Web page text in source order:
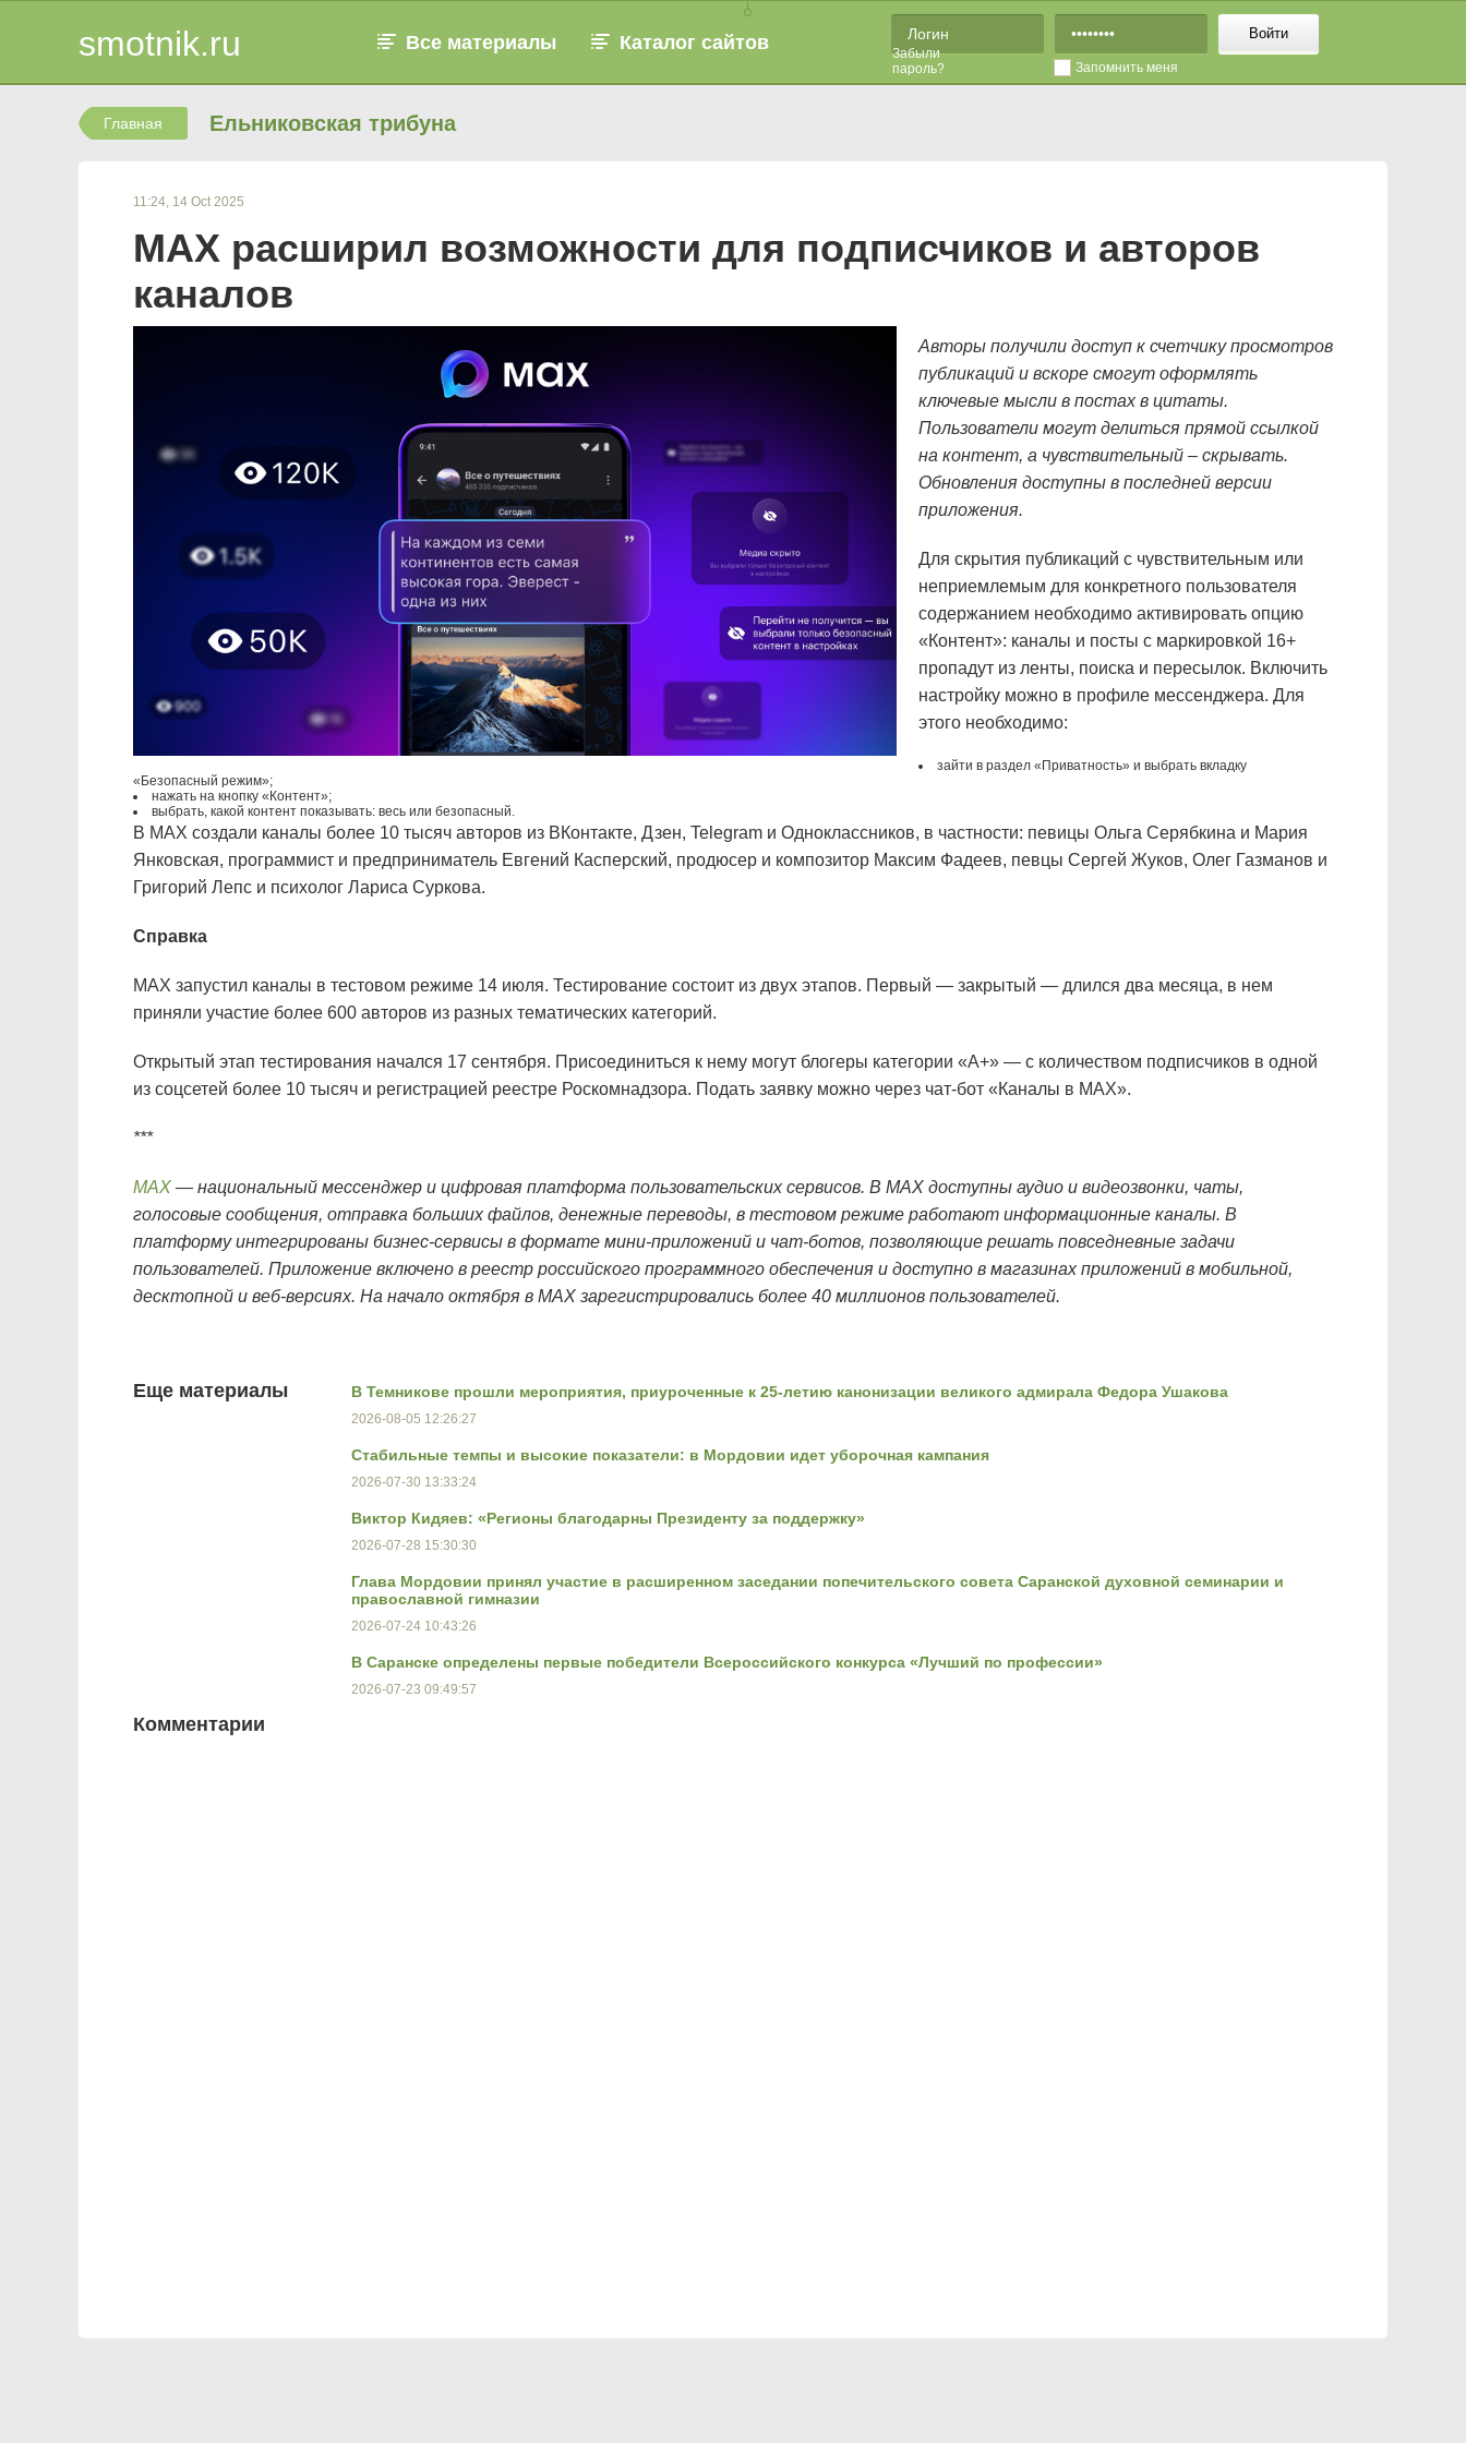
smotnik.ru Все материалы Каталог сайтов Войти
Забыли
пароль?
Запомнить меня
Главная Ельниковская трибуна
11:24, 14 Oct 2025
МАХ расширил возможности для подписчиков и авторов
каналов
Авторы получили доступ к счетчику просмотров
публикаций и вскоре смогут оформлять
ключевые мысли в постах в цитаты.
Пользователи могут делиться прямой ссылкой
на контент, а чувствительный – скрывать.
Обновления доступны в последней версии
приложения.
Для скрытия публикаций с чувствительным или
неприемлемым для конкретного пользователя
содержанием необходимо активировать опцию
«Контент»: каналы и посты с маркировкой 16+
пропадут из ленты, поиска и пересылок. Включить
настройку можно в профиле мессенджера. Для
этого необходимо:
зайти в раздел «Приватность» и выбрать вкладку
«Безопасный режим»;
нажать на кнопку «Контент»;
выбрать, какой контент показывать: весь или безопасный.
В МАХ создали каналы более 10 тысяч авторов из ВКонтакте, Дзен, Telegram и Одноклассников, в частности: певицы Ольга Серябкина и Мария
Янковская, программист и предприниматель Евгений Касперский, продюсер и композитор Максим Фадеев, певцы Сергей Жуков, Олег Газманов и
Григорий Лепс и психолог Лариса Суркова.
Справка
МАХ запустил каналы в тестовом режиме 14 июля. Тестирование состоит из двух этапов. Первый — закрытый — длился два месяца, в нем
приняли участие более 600 авторов из разных тематических категорий.
Открытый этап тестирования начался 17 сентября. Присоединиться к нему могут блогеры категории «А+» — с количеством подписчиков в одной
из соцсетей более 10 тысяч и регистрацией реестре Роскомнадзора. Подать заявку можно через чат-бот «Каналы в МАХ».
***
MAX — национальный мессенджер и цифровая платформа пользовательских сервисов. В МАХ доступны аудио и видеозвонки, чаты,
голосовые сообщения, отправка больших файлов, денежные переводы, в тестовом режиме работают информационные каналы. В
платформу интегрированы бизнес-сервисы в формате мини-приложений и чат-ботов, позволяющие решать повседневные задачи
пользователей. Приложение включено в реестр российского программного обеспечения и доступно в магазинах приложений в мобильной,
десктопной и веб-версиях. На начало октября в МАХ зарегистрировались более 40 миллионов пользователей.
Еще материалы В Темникове прошли мероприятия, приуроченные к 25-летию канонизации великого адмирала Федора Ушакова
2026-08-05 12:26:27
Стабильные темпы и высокие показатели: в Мордовии идет уборочная кампания
2026-07-30 13:33:24
Виктор Кидяев: «Регионы благодарны Президенту за поддержку»
2026-07-28 15:30:30
Глава Мордовии принял участие в расширенном заседании попечительского совета Саранской духовной семинарии и
православной гимназии
2026-07-24 10:43:26
В Саранске определены первые победители Всероссийского конкурса «Лучший по профессии»
2026-07-23 09:49:57
Комментарии